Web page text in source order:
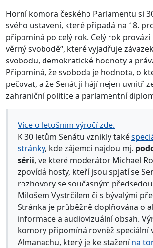
Horní komora českého Parlamentu si
svého ustavení, které připadá na 18.
připomíná po celý rok. Celý rok provází
věrný svobodě“, které vyjadřuje
svobodu, demokratické hodnoty a
Připomíná, že svoboda je hodnota, o
pečovat, a že Senát ji hájí nejen uvnitř
zahraniční politice a parlamentní
Více o letošním výročí zde.
K 30 letům Senátu vznikly také
stránky, kde zájemci najdou mj.
sérii, ve které moderátor Michael
zpovídá hosty, kteří jsou spjatí se
rozhovory se současným
Milošem Vystrčilem či s bývalými
Stránka je průběžně doplňována o
informace a audiovizuální obsah.
komory připomíná rovněž speciální
Almanachu, který je ke staženína